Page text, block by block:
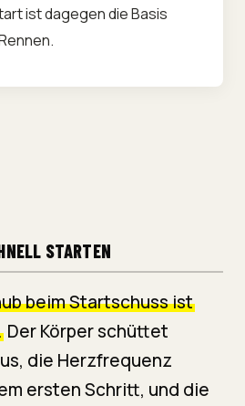
ist dagegen die Basis
STARTEN
beim Startschuss ist
Der Körper schüttet
die Herzfrequenz
ersten Schritt, und die